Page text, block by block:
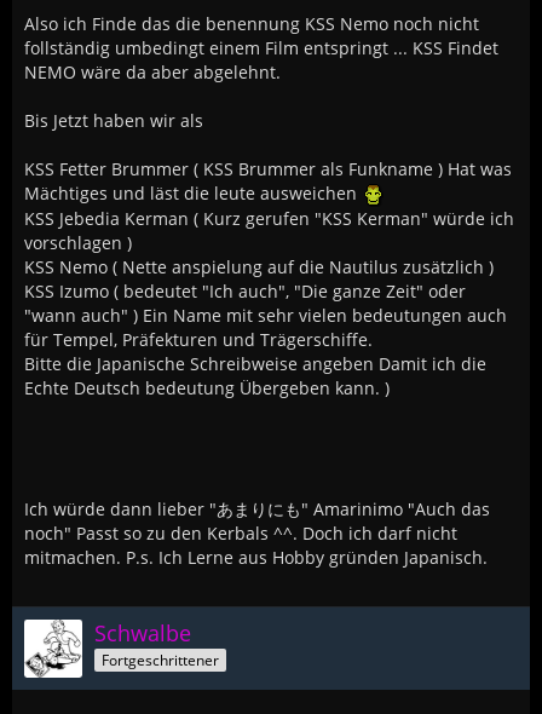
Also ich Finde das die benennung KSS Nemo noch nicht
follständig umbedingt einem Film entspringt ... KSS Findet
NEMO wäre da aber abgelehnt.
Bis Jetzt haben wir als
KSS Fetter Brummer ( KSS Brummer als Funkname ) Hat was
Mächtiges und läst die leute ausweichen
KSS Jebedia Kerman ( Kurz gerufen "KSS Kerman" würde ich
vorschlagen )
KSS Nemo ( Nette anspielung auf die Nautilus zusätzlich )
KSS Izumo ( bedeutet "Ich auch", "Die ganze Zeit" oder
"wann auch" ) Ein Name mit sehr vielen bedeutungen auch
für Tempel, Präfekturen und Trägerschiffe.
Bitte die Japanische Schreibweise angeben Damit ich die
Echte Deutsch bedeutung Übergeben kann. )
Ich würde dann lieber "あまりにも" Amarinimo "Auch das
noch" Passt so zu den Kerbals ^^. Doch ich darf nicht
mitmachen. P.s. Ich Lerne aus Hobby gründen Japanisch.
Schwalbe
Fortgeschrittener